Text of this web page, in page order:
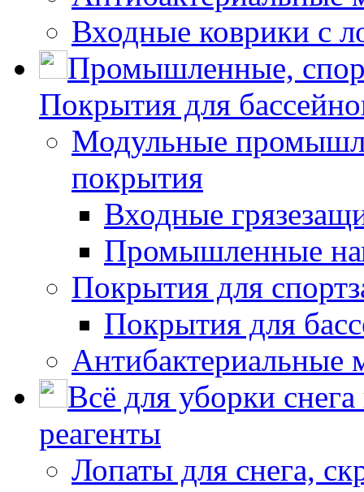
Входные коврики с
Промышленные,
Покрытия для
Модульные
покрытия
Входные
Промышленные
Покрытия для
Покрытия для
Антибактериальные
Всё для уборки
реагенты
Лопаты для снега,